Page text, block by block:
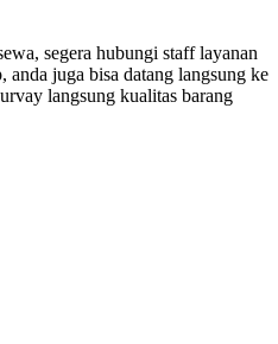
segera hubungi staff layanan
juga bisa datang langsung ke
langsung kualitas barang